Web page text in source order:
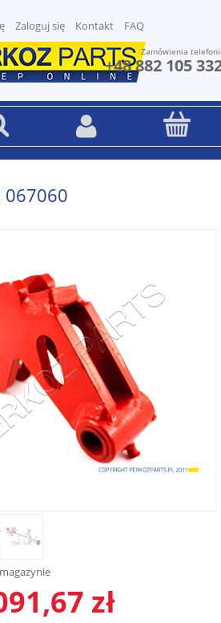
Zaloguj się Kontakt FAQ
Zamówienia
+48 882 105
067060
zł